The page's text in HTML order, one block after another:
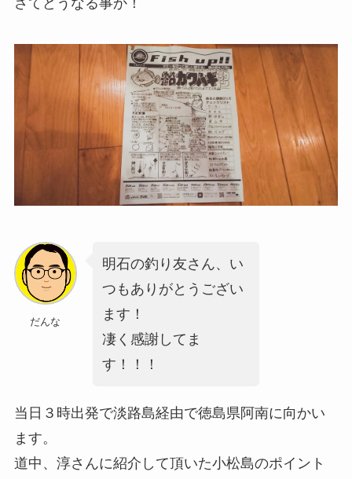
だんな
明石の釣り友さん、い
つもありがとうござい
ます！
凄く感謝してま
す！！！
当日３時出発で淡路島経由で徳島県阿南に向かい
ます。
道中、淳さんに紹介して頂いた小松島のポイント